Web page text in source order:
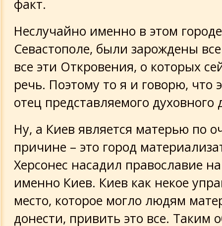
факт.
Неслучайно именно в этом
Севастополе, были зарождены
все эти Откровения, о которых
речь. Поэтому то я и говорю, что
отец представляемого
Ну, а Киев является матерью по
причине – это город
Херсонес насадил православие
именно Киев. Киев как некое
место, которое могло людям
донести, привить это все. Таким